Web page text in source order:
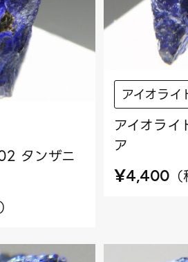
タンザニ
）
アイオライ
アイオラ
ア
¥4,400 （